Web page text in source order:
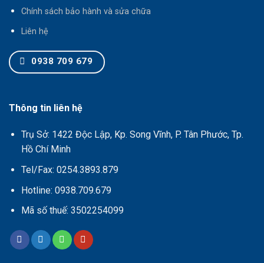
Chính sách bảo hành và sửa chữa
Liên hệ
0938 709 679
Thông tin liên hệ
Trụ Sở: 1422 Độc Lập, Kp. Song Vĩnh, P. Tân Phước, Tp.
Hồ Chí Minh
Tel/Fax: 0254.3893.879
Hotline: 0938.709.679
Mã số thuế: 3502254099